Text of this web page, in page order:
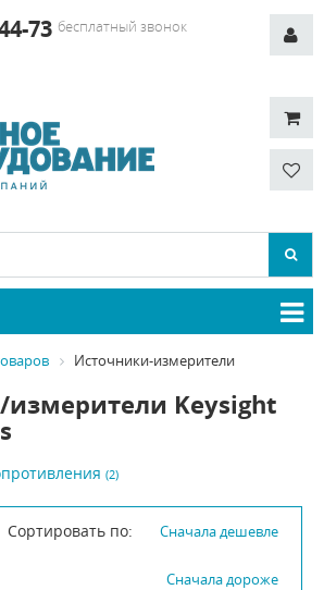
73 бесплатный звонок
Источники-измерители
Keysight
(2)
Сортировать по: Сначала дешевле
Сначала дороже